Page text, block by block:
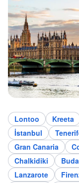
Lontoo Kreeta
İstanbul
Gran Canaria
Chalkidiki
Lanzarote